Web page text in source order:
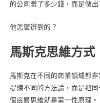
的公司賺了多少錢，而是做
他怎麼辦到的？
馬斯克思維方式
馬斯克在不同的商業領域都
提煉不同的方法論，而是把
個底層思維就是第一性原理。